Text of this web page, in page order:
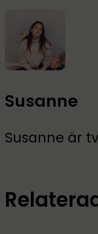
Susanne
Susanne är